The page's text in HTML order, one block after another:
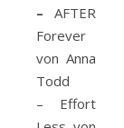
– AFTER
Forever
von Anna
Todd
– Effort